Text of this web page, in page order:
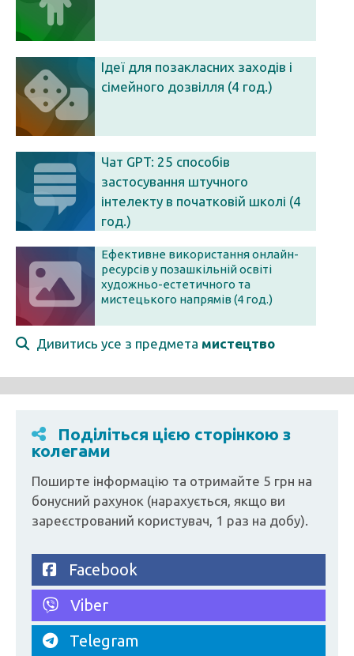
Ідеї для позакласних заходів і
сімейного дозвілля (4 год.)
Чат GPT: 25 способів
застосування штучного
інтелекту в початковій школі (4
год.)
Ефективне використання онлайн-
ресурсів у позашкільній освіті
художньо-естетичного та
мистецького напрямів (4 год.)
Дивитись усе з предмета мистецтво
Поділіться цією сторінкою з
колегами
Поширте інформацію та отримайте 5 грн на
бонусний рахунок (нарахується, якщо ви
зареєстрований користувач, 1 раз на добу).
Facebook
Viber
Telegram